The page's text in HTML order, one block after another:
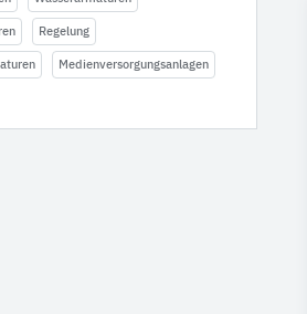
Regelung
Medienversorgungsanlagen